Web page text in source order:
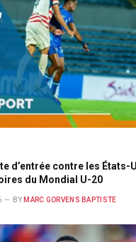
d’entrée contre les États-
du Mondial U-20
BY MARC GORVENS BAPTISTE